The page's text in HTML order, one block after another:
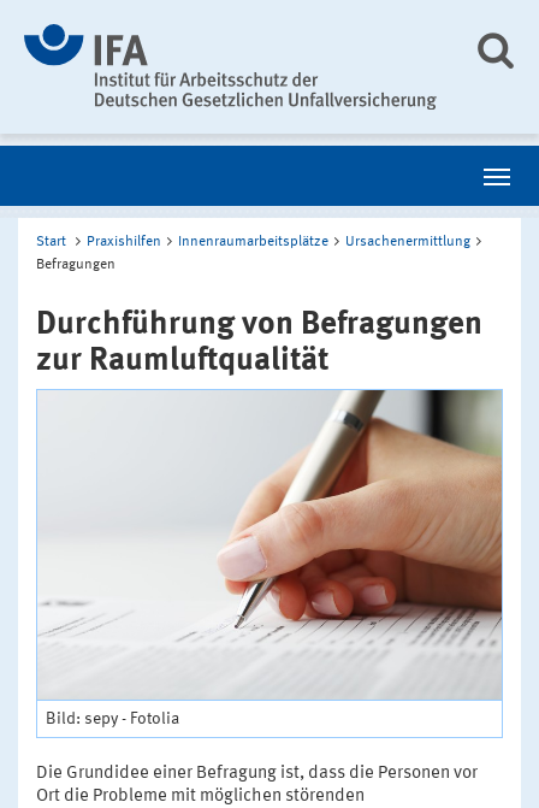
Start Praxishilfen Innenraumarbeitsplätze
Ursachenermittlung
Befragungen
Durchführung von Befragungen
zur Raumluftqualität
Bild: sepy - Fotolia
Die Grundidee einer Befragung ist, dass die Personen vor
Ort die Probleme mit möglichen störenden